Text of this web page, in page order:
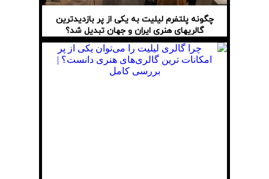
چگونه پلتفرم لیلیت به یکی از پر بازدیدترین
گالریهای هنری ایران و جهان تبدیل شد؟